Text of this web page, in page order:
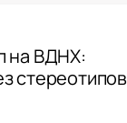
на ВДНХ:
стереотипов